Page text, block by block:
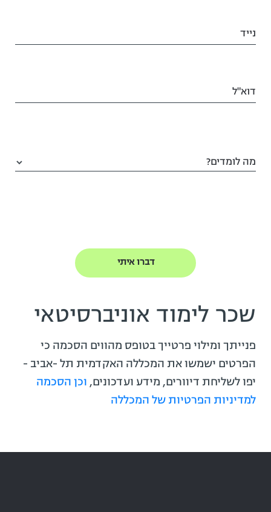
נייד
דוא"ל
מה לומדים?
שכר לימוד אוניברסיטאי
פנייתך ומילוי פרטייך בטופס מהווים הסכמה כי
הפרטים ישמשו את המכללה האקדמית תל -אביב -
יפו לשליחת דיוורים, מידע ועדכונים,וכן הסכמה
למדיניות הפרטיות של המכללה